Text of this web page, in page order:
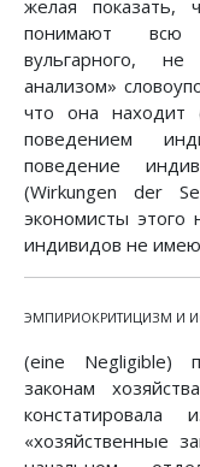
желая показать,
понимают всю
вульгарного, не
анализом»
что она находит
поведением
поведение
(Wirkungen der
экономисты этого
индивидов не
ЭМПИРИОКРИТИЦИЗМ И
(eine Negligible)
законам
констатировала
«хозяйственные